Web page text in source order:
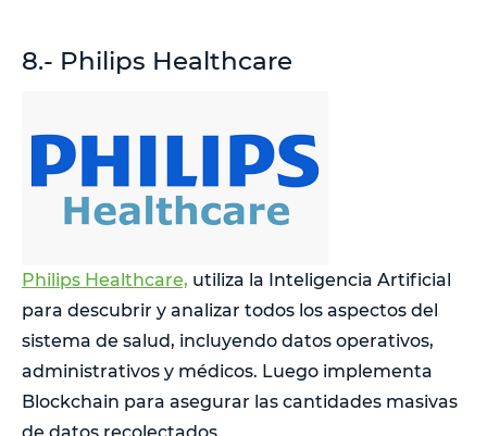
8.- Philips Healthcare
Philips Healthcare, utiliza la Inteligencia Artificial
para descubrir y analizar todos los aspectos del
sistema de salud, incluyendo datos operativos,
administrativos y médicos. Luego implementa
Blockchain para asegurar las cantidades masivas
de datos recolectados.